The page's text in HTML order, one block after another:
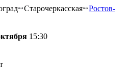
Старочеркасская
Ростов-
15:30